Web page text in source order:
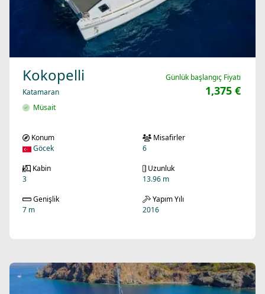
Kokopelli
Katamaran
Müsait
Günlük başlangıç Fiyatı
1,375 €
Konum
Göcek
Misafirler
6
Kabin
3
Uzunluk
13.96 m
Genişlik
7 m
Yapım Yılı
2016